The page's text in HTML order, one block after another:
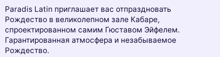
Paradis Latin приглашает вас отпраздновать
Рождество в великолепном зале Кабаре,
спроектированном самим Гюставом Эйфелем.
Гарантированная атмосфера и незабываемое
Рождество.